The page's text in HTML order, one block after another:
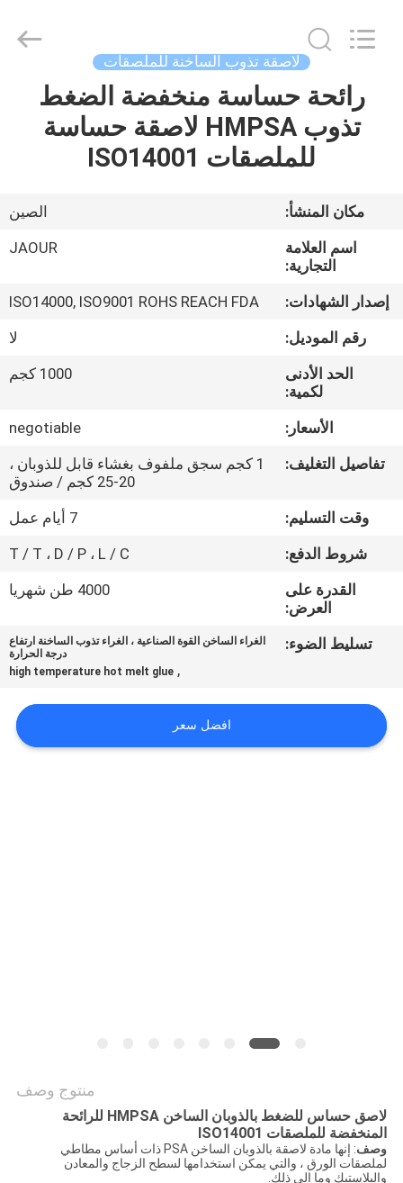
بيت
معلومات
جولة
المصنع
مراقبة
الجودة
اتصل
أخبار
القضايا
عرض
أسعار
Adhesive
Products
لاصقة تذوب الساخنة للملصقات
رائحة حساسة منخفضة الضغط
تذوب HMPSA لاصقة حساسة
للملصقات ISO14001
مكان المنشأ:
الصين
اسم العلامة
التجارية:
JAOUR
إصدار الشهادات:
ISO14000, ISO9001 ROHS REACH FDA
رقم الموديل:
لا
الحد الأدنى
لكمية:
1000 كجم
الأسعار:
negotiable
تفاصيل التغليف:
1 كجم سجق ملفوف بغشاء قابل للذوبان ،
20-25 كجم / صندوق
وقت التسليم:
7 أيام عمل
شروط الدفع:
T / T ، D / P ، L / C
القدرة على
العرض:
4000 طن شهريا
تسليط الضوء:
الغراء الساخن القوة الصناعية ، الغراء تذوب الساخنة ارتفاع
درجة الحرارة
,
high temperature hot melt glue
افضل سعر
منتوج وصف
لاصق حساس للضغط بالذوبان الساخن HMPSA للرائحة
المنخفضة للملصقات ISO14001
وصف
: إنها مادة لاصقة بالذوبان الساخن PSA ذات أساس مطاطي
لملصقات الورق ، والتي يمكن استخدامها لسطح الزجاج والمعادن
والبلاستيك وما إلى ذلك.